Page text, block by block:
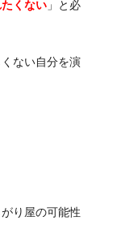
くない 」と必
ない自分を演
り屋の可能性